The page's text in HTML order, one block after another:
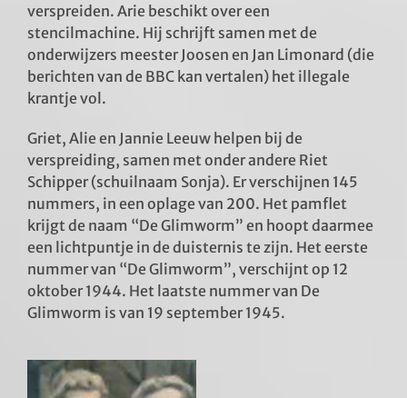
verspreiden. Arie beschikt over een
stencilmachine. Hij schrijft samen met de
onderwijzers meester Joosen en Jan Limonard (die
berichten van de BBC kan vertalen) het illegale
krantje vol.
Griet, Alie en Jannie Leeuw helpen bij de
verspreiding, samen met onder andere Riet
Schipper (schuilnaam Sonja). Er verschijnen 145
nummers, in een oplage van 200. Het pamflet
krijgt de naam “De Glimworm” en hoopt daarmee
een lichtpuntje in de duisternis te zijn. Het eerste
nummer van “De Glimworm”, verschijnt op 12
oktober 1944. Het laatste nummer van De
Glimworm is van 19 september 1945.